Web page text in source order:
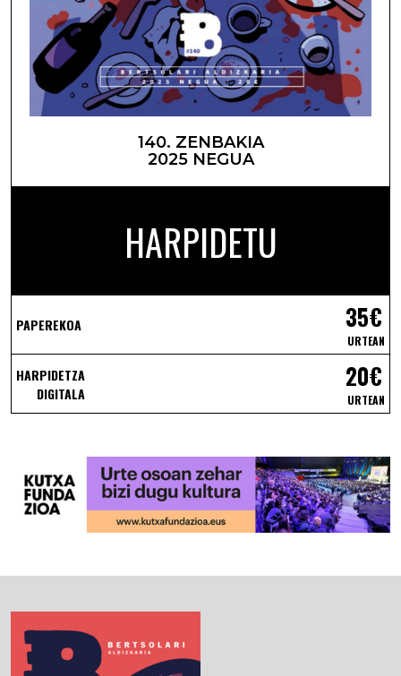
140. ZENBAKIA
2025 NEGUA
HARPIDETU
PAPEREKOA 35€
URTEAN
HARPIDETZA
DIGITALA
20€
URTEAN